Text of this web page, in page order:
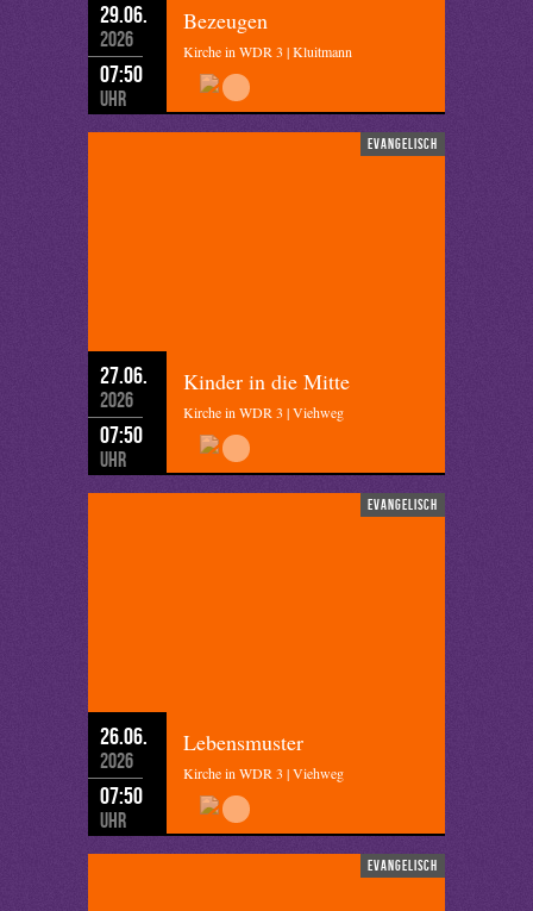
29.06.
2026
07:50
Uhr
Bezeugen
Kirche in WDR 3 | Kluitmann
evangelisch
27.06.
2026
07:50
Uhr
Kinder in die Mitte
Kirche in WDR 3 | Viehweg
evangelisch
26.06.
2026
07:50
Uhr
Lebensmuster
Kirche in WDR 3 | Viehweg
evangelisch